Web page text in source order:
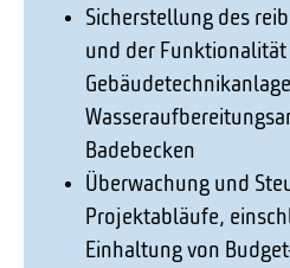
Sicherstellung des
und der Funktionalität
Badebecken
Überwachung und
Projektabläufe,
Einhaltung von